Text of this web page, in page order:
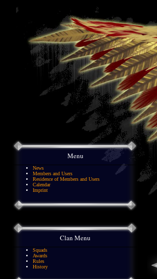
Menu
News
Members and Users
Residence of Members and Users
Calendar
Imprint
Clan Menu
Squads
Awards
Rules
History